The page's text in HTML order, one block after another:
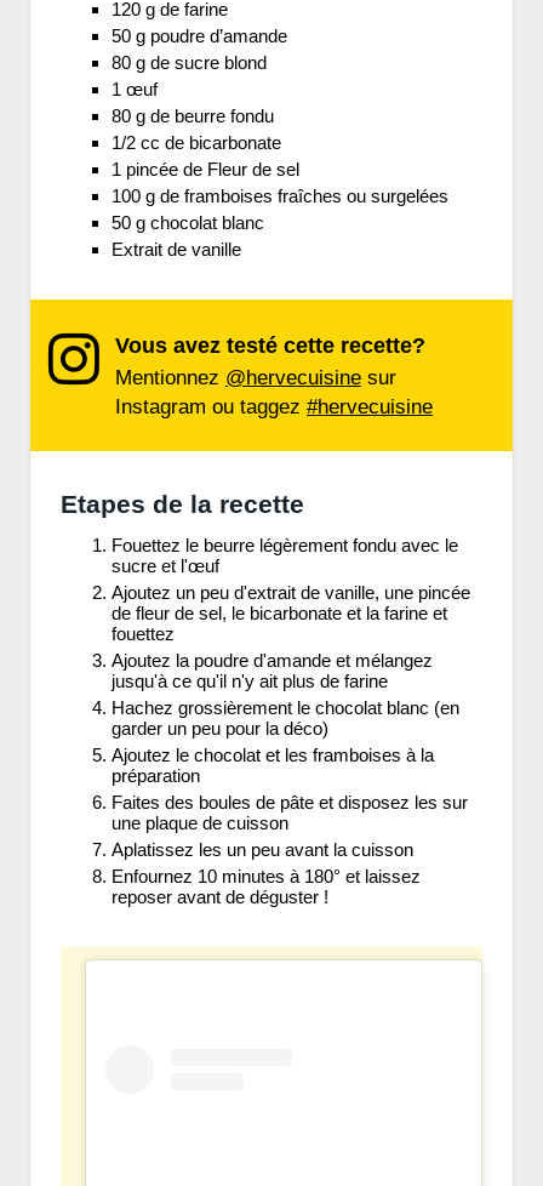
120 g de farine
50 g poudre d’amande
80 g de sucre blond
1 œuf
80 g de beurre fondu
1/2 cc de bicarbonate
1 pincée de Fleur de sel
100 g de framboises fraîches ou surgelées
50 g chocolat blanc
Extrait de vanille
Vous avez testé cette recette?
Mentionnez @hervecuisine sur
Instagram ou taggez #hervecuisine
Etapes de la recette
Fouettez le beurre légèrement fondu avec le
sucre et l'œuf
Ajoutez un peu d'extrait de vanille, une pincée
de fleur de sel, le bicarbonate et la farine et
fouettez
Ajoutez la poudre d'amande et mélangez
jusqu'à ce qu'il n'y ait plus de farine
Hachez grossièrement le chocolat blanc (en
garder un peu pour la déco)
Ajoutez le chocolat et les framboises à la
préparation
Faites des boules de pâte et disposez les sur
une plaque de cuisson
Aplatissez les un peu avant la cuisson
Enfournez 10 minutes à 180° et laissez
reposer avant de déguster !